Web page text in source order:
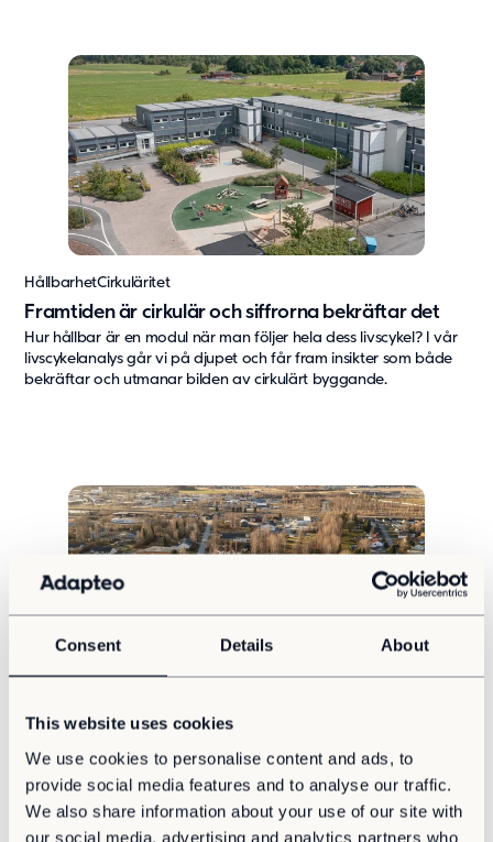
Consent Details About
This website uses cookies
We use cookies to personalise content and ads, to
provide social media features and to analyse our traffic.
We also share information about your use of our site with
our social media, advertising and analytics partners who
Framtiden är cirkulär och siffrorna bekräftar det
HållbarhetCirkuläritet
Hur hållbar är en modul när man följer hela dess livscykel? I vår
livscykelanalys går vi på djupet och får fram insikter som både
bekräftar och utmanar bilden av cirkulärt byggande.
kräver flexibilitet
Hållbarhet Cirkuläritet Samhällsbyggnad
Modulärt byggande är mer än en standardlösning. Det är en
flexibel byggmetod som anpassas efter omfattning, komplexitet
och förändrade behov.